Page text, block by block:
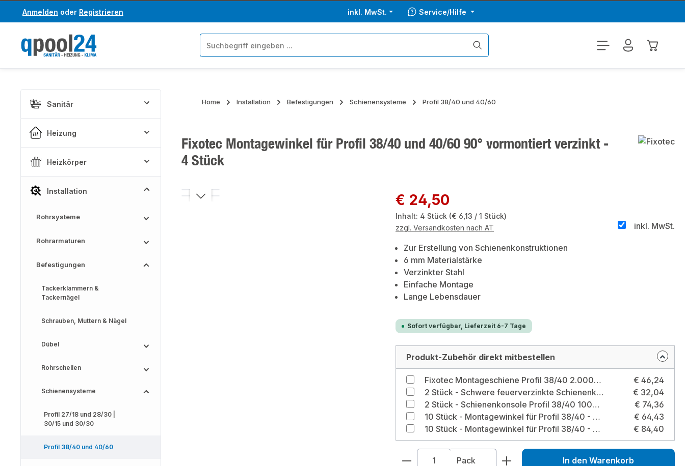
Hauptinhalt springen
Zur Suche springen
Anmelden oder Registrieren inkl. MwSt. Service/Hilfe
Sanitär
Heizung
Heizkörper
Installation
Rohrsysteme
Rohrarmaturen
Befestigungen
Tackerklammern &
Tackernägel
Schrauben, Muttern & Nägel
Dübel
Rohrschellen
Schienensysteme
Profil 27/18 und 28/30 |
30/15 und 30/30
Profil 38/40 und 40/60
Home Installation Befestigungen Schienensysteme Profil 38/40 und 40/60
Fixotec Montagewinkel für Profil 38/40 und 40/60 90° vormontiert verzinkt -
4 Stück
Bildergalerie überspringen Regulärer Preis:
€ 24,50
Inhalt: 4 Stück (€ 6,13 / 1 Stück)
inkl. MwSt.
zzgl. Versandkosten nach AT
Zur Erstellung von Schienenkonstruktionen
6 mm Materialstärke
Verzinkter Stahl
Einfache Montage
Lange Lebensdauer
Sofort verfügbar, Lieferzeit 6-7 Tage
Produkt-Zubehör direkt mitbestellen
Fixotec Montageschiene Profil 38/40 2.000mm Stärke 2,00mm verzinkt - 2 Stück
€ 46,24
2 Stück - Schwere feuerverzinkte Schienenkonsole Profil 38/40 - Länge 400 mm Länge: 400 mm
€ 32,04
2 Stück - Schienenkonsole Profil 38/40 1000mm verzinkt Größe: 38/40 x 1000mm
€ 74,36
10 Stück - Montagewinkel für Profil 38/40 - 40/60 45° vormontiert verzinkt Größe: 38/40 / Typ: 45° - vormontiert - verzinkt
€ 64,43
10 Stück - Montagewinkel für Profil 38/40 - 40/60 90° verzinkt Größe: 38/40 / Typ: 90° - verzinkt
€ 84,40
Produkt Anzahl: Gib den gewünschten Wert
Pack In den Warenkorb